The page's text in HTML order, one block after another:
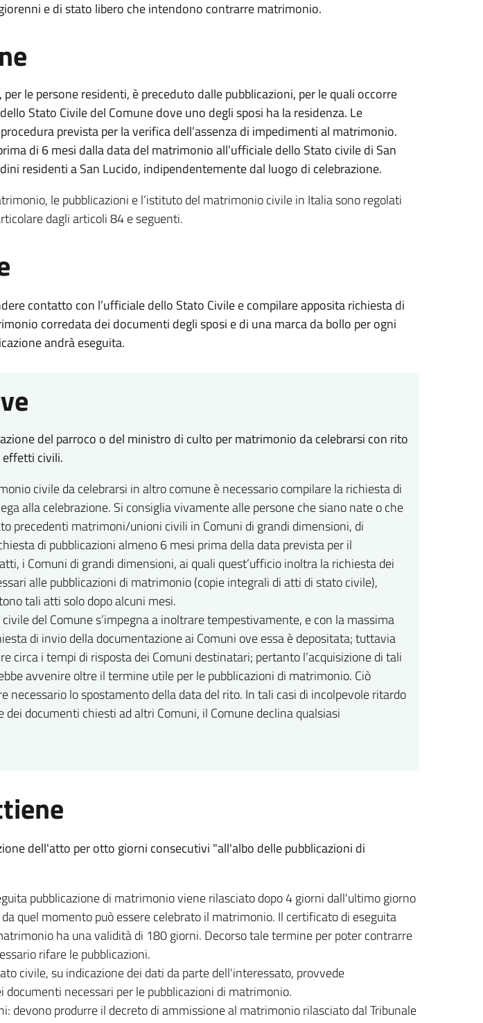
e di stato libero che intendono contrarre matrimonio.
le persone residenti, è preceduto dalle pubblicazioni, per le quali occorre
Stato Civile del Comune dove uno degli sposi ha la residenza. Le
prevista per la verifica dell’assenza di impedimenti al matrimonio.
di 6 mesi dalla data del matrimonio all’ufficiale dello Stato civile di San
residenti a San Lucido, indipendentemente dal luogo di celebrazione.
le pubblicazioni e l’istituto del matrimonio civile in Italia sono regolati
dagli articoli 84 e seguenti.
contatto con l’ufficiale dello Stato Civile e compilare apposita richiesta di
corredata dei documenti degli sposi e di una marca da bollo per ogni
andrà eseguita.
del parroco o del ministro di culto per matrimonio da celebrarsi con rito
civili.
civile da celebrarsi in altro comune è necessario compilare la richiesta di
alla celebrazione. Si consiglia vivamente alle persone che siano nate o che
precedenti matrimoni/unioni civili in Comuni di grandi dimensioni, di
di pubblicazioni almeno 6 mesi prima della data prevista per il
i Comuni di grandi dimensioni, ai quali quest’ufficio inoltra la richiesta dei
alle pubblicazioni di matrimonio (copie integrali di atti di stato civile),
tali atti solo dopo alcuni mesi.
civile del Comune s’impegna a inoltrare tempestivamente, e con la massima
di invio della documentazione ai Comuni ove essa è depositata; tuttavia
circa i tempi di risposta dei Comuni destinatari; pertanto l’acquisizione di tali
avvenire oltre il termine utile per le pubblicazioni di matrimonio. Ciò
necessario lo spostamento della data del rito. In tali casi di incolpevole ritardo
dei documenti chiesti ad altri Comuni, il Comune declina qualsiasi
dell'atto per otto giorni consecutivi "all'albo delle pubblicazioni di
pubblicazione di matrimonio viene rilasciato dopo 4 giorni dall'ultimo giorno
quel momento può essere celebrato il matrimonio. Il certificato di eseguita
ha una validità di 180 giorni. Decorso tale termine per poter contrarre
rifare le pubblicazioni.
civile, su indicazione dei dati da parte dell'interessato, provvede
documenti necessari per le pubblicazioni di matrimonio.
devono produrre il decreto di ammissione al matrimonio rilasciato dal Tribunale